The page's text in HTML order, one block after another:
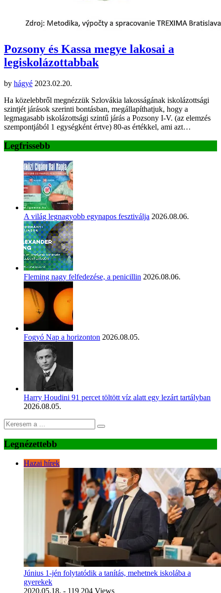
Pozsony és Kassa megye lakosai a
legiskolázottabbak
by hágyé 2023.02.20.
Ha közelebbről megnézzük Szlovákia lakosságának iskolázottsági
szintjét járások szerinti bontásban, megállapíthatjuk, hogy a
legmagasabb iskolázottsági szintű járás a Pozsony I-V. (az elemzés
szempontjából 1 egységként értve) 80-as értékkel, ami azt…
Legfrissebb
A világ legnagyobb egynapos fesztiválja 2026.08.06.
Fleming nagy felfedezése, a penicillin 2026.08.06.
Fogyó Nap a horizonton 2026.08.05.
Harry Houdini 91 percet töltött víz alatt egy lezárt tartályban
2026.08.05.
Legnézettebb
Hazai hírek
Június 1-jén folytatódik a tanítás, mehetnek iskolába a
gyerekek
2020.05.18. - 119 204 Views